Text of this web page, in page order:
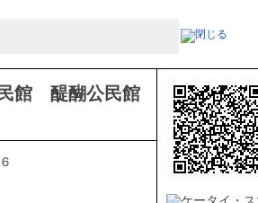
館 醍醐公民館